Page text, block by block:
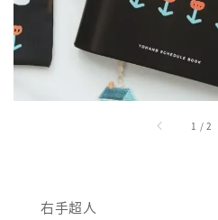
1 /2
右手超人